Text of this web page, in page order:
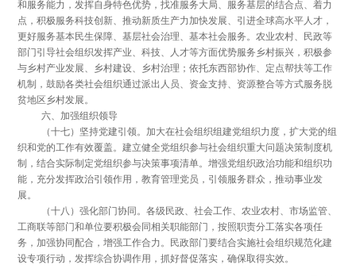
和服务能力，发挥自身特色优势，找准服务大局、服务基层的结合点、着力
点，积极服务科技创新、推动新质生产力加快发展、引进全球高水平人才，
更好服务基本民生保障、基层社会治理、基本社会服务。农业农村、民政等
部门引导社会组织发挥产业、科技、人才等方面优势服务乡村振兴，积极参
与乡村产业发展、乡村建设、乡村治理；依托东西部协作、定点帮扶等工作
机制，鼓励各类社会组织通过派出人员、资金支持、资源整合等方式服务脱
贫地区乡村发展。
六、加强组织领导
（十七）坚持党建引领。加大在社会组织组建党组织力度，扩大党的组
织和党的工作有效覆盖。建立健全党组织参与社会组织重大问题决策制度机
制，结合实际制定党组织参与决策事项清单。增强党组织政治功能和组织功
能，充分发挥政治引领作用，教育管理党员，引领服务群众，推动事业发
展。
（十八）强化部门协同。各级民政、社会工作、农业农村、市场监管、
工商联等部门和单位要积极会同相关职能部门，按照职责分工落实各项任
务，加强协同配合，增强工作合力。民政部门要结合实施社会组织规范化建
设专项行动，发挥综合协调作用，抓好督促落实，确保取得实效。